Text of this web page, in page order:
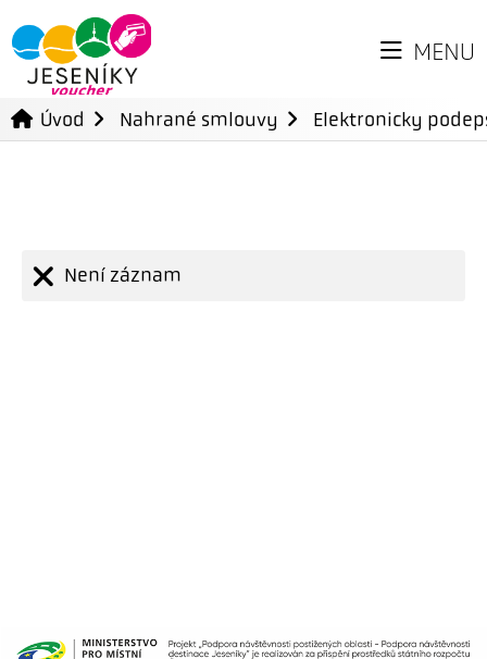
MENU
Úvod Nahrané smlouvy Elektronicky
Není záznam